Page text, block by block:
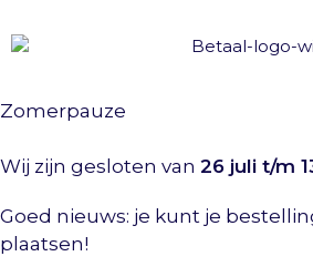
Zomerpauze
Wij zijn gesloten van 26 juli t/m
Goed nieuws: je kunt je
plaatsen!